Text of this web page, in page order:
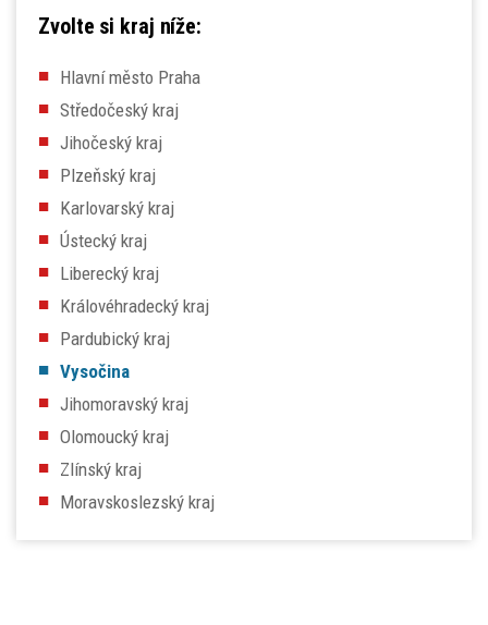
Zvolte si kraj níže:
Hlavní město Praha
Středočeský kraj
Jihočeský kraj
Plzeňský kraj
Karlovarský kraj
Ústecký kraj
Liberecký kraj
Královéhradecký kraj
Pardubický kraj
Vysočina
Jihomoravský kraj
Olomoucký kraj
Zlínský kraj
Moravskoslezský kraj